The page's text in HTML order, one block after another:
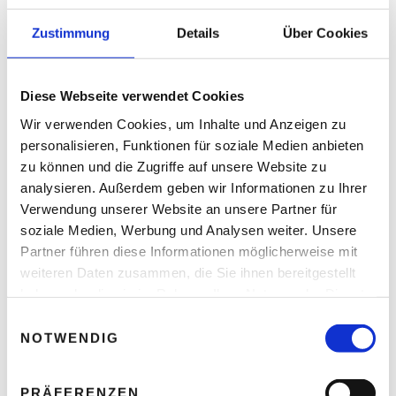
Zustimmung Details Über Cookies
Diese Webseite verwendet Cookies
Wir verwenden Cookies, um Inhalte und Anzeigen zu
personalisieren, Funktionen für soziale Medien anbieten
zu können und die Zugriffe auf unsere Website zu
analysieren. Außerdem geben wir Informationen zu Ihrer
Verwendung unserer Website an unsere Partner für
soziale Medien, Werbung und Analysen weiter. Unsere
Partner führen diese Informationen möglicherweise mit
weiteren Daten zusammen, die Sie ihnen bereitgestellt
NOTWENDIG
PRÄFERENZEN
Erforderliche Felder sind mit * markiert.
NAME*